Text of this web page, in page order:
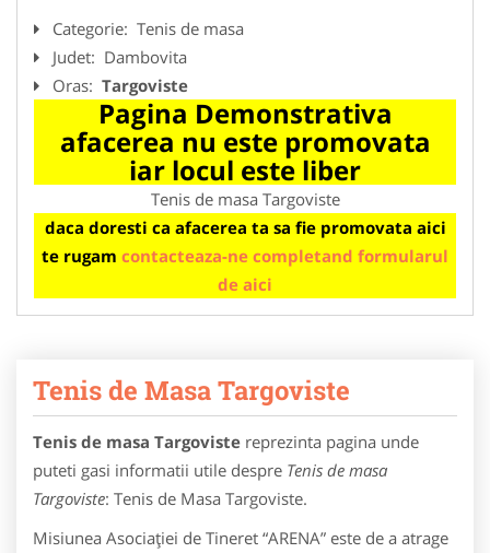
Categorie: Tenis de masa
Judet: Dambovita
Oras: Targoviste
Pagina Demonstrativa
afacerea nu este promovata
iar locul este liber
Tenis de masa Targoviste
daca doresti ca afacerea ta sa fie promovata aici
te rugam contacteaza-ne completand formularul
de aici
Tenis de Masa Targoviste
Tenis de masa Targoviste reprezinta pagina unde
puteti gasi informatii utile despre Tenis de masa
Targoviste: Tenis de Masa Targoviste.
Misiunea Asociaţiei de Tineret “ARENA” este de a atrage